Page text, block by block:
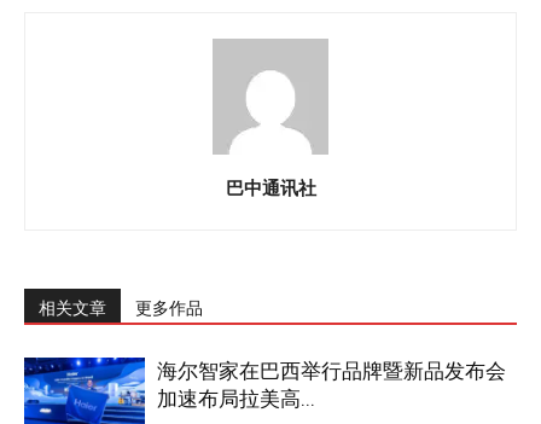
巴中通讯社
相关文章 更多作品
海尔智家在巴西举行品牌暨新品发布会
加速布局拉美高...